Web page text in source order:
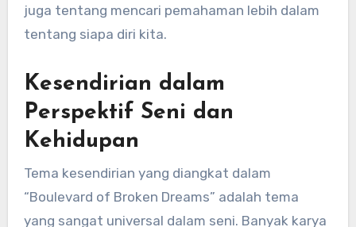
juga tentang mencari pemahaman lebih dalam
tentang siapa diri kita.
Kesendirian dalam
Perspektif Seni dan
Kehidupan
Tema kesendirian yang diangkat dalam
“Boulevard of Broken Dreams” adalah tema
yang sangat universal dalam seni. Banyak karya